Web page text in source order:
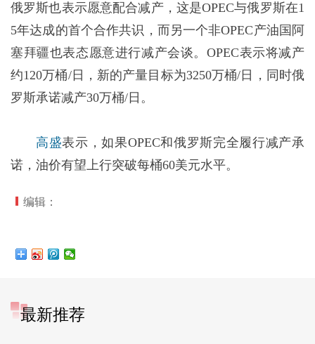
俄罗斯也表示愿意配合减产，这是OPEC与俄罗斯在1
5年达成的首个合作共识，而另一个非OPEC产油国阿
塞拜疆也表态愿意进行减产会谈。OPEC表示将减产
约120万桶/日，新的产量目标为3250万桶/日，同时俄
罗斯承诺减产30万桶/日。
高盛表示，如果OPEC和俄罗斯完全履行减产承
诺，油价有望上行突破每桶60美元水平。
编辑：
最新推荐